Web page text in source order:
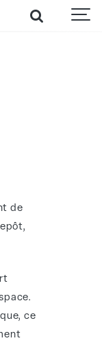
de
ce